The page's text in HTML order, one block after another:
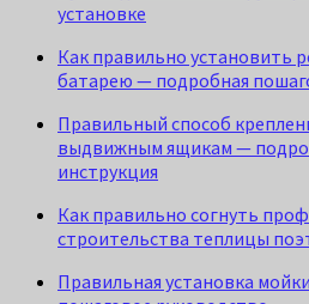
установке
Как правильно установить
батарею — подробная
Правильный способ
выдвижным ящикам —
инструкция
Как правильно согнуть
строительства теплицы
Правильная установка